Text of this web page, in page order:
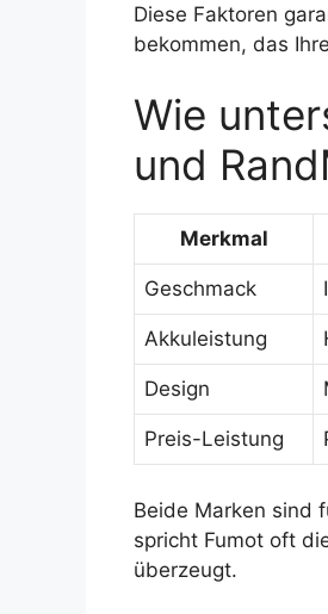
Diese Faktoren
bekommen, das
Wie
und
Merkmal
Geschmack
Akkuleistung
Design
Preis-Leistung
Beide Marken sind
spricht Fumot oft
überzeugt.